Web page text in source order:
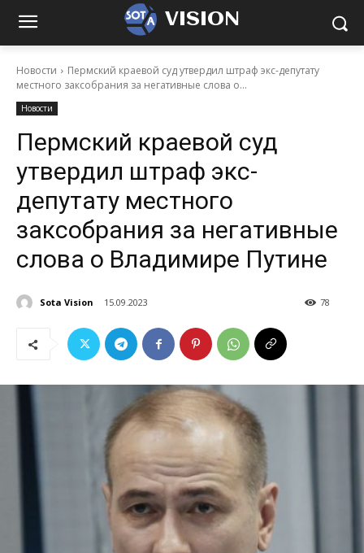
VISION
Новости
Пермский краевой суд утвердил штраф экс-депутату
местного заксобрания за негативные слова о...
Новости
Пермский краевой суд
утвердил штраф экс-
депутату местного
заксобрания за негативные
слова о Владимире Путине
Sota Vision 15.09.2023 78